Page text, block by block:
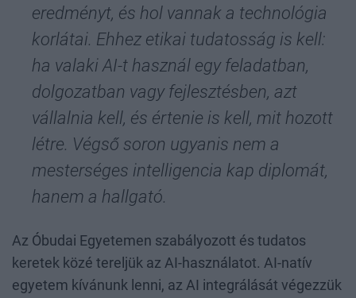
eredményt, és hol vannak a technológia
korlátai. Ehhez etikai tudatosság is kell:
ha valaki AI-t használ egy feladatban,
dolgozatban vagy fejlesztésben, azt
vállalnia kell, és értenie is kell, mit hozott
létre. Végső soron ugyanis nem a
mesterséges intelligencia kap diplomát,
hanem a hallgató.
Az Óbudai Egyetemen szabályozott és tudatos
keretek közé tereljük az AI-használatot. AI-natív
egyetem kívánunk lenni, az AI integrálását végezzük